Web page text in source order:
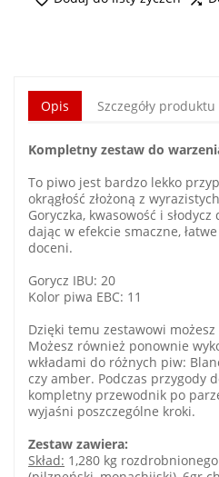
Opis Szczegóły produktu
Kompletny zestaw do
To piwo jest bardzo lekko
okrągłość złożoną z
Goryczka, kwasowość i
dając w efekcie smaczne,
doceni.
Gorycz IBU: 20
Kolor piwa EBC: 11
Dzięki temu zestawowi
Możesz również ponownie
wkładami do różnych piw:
czy amber. Podczas przygody
kompletny przewodnik po
wyjaśni poszczególne kroki.
Zestaw zawiera:
Skład: 1,280 kg